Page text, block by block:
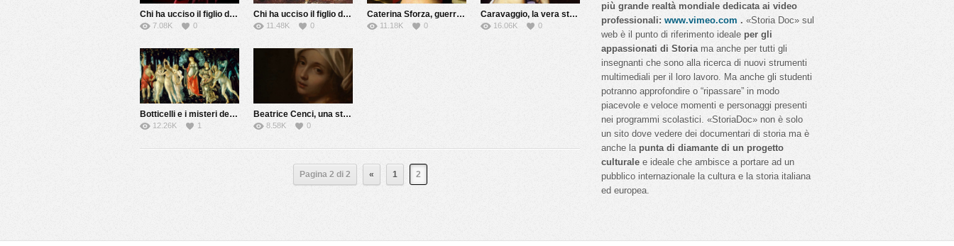
Chi ha ucciso il figlio della Gioconda?
7.08K 0
Chi ha ucciso il figlio del Papa?
11.48K 0
Caterina Sforza, guerriera e alchimista
11.18K 0
Caravaggio, la vera storia
16.06K 0
Botticelli e i misteri della Primavera
12.26K 1
Beatrice Cenci, una storia maledetta
8.58K 0
Pagina 2 di 2 « 1 2
più grande realtà mondiale dedicata ai video
professionali: www.vimeo.com . «Storia Doc» sul
web è il punto di riferimento ideale per gli
appassionati di Storiama anche per tutti gli
insegnanti che sono alla ricerca di nuovi strumenti
multimediali per il loro lavoro. Ma anche gli studenti
potranno approfondire o “ripassare” in modo
piacevole e veloce momenti e personaggi presenti
nei programmi scolastici. «StoriaDoc» non è solo
un sito dove vedere dei documentari di storia ma è
anche la punta di diamante di un progetto
culturale e ideale che ambisce a portare ad un
pubblico internazionale la cultura e la storia italiana
ed europea.